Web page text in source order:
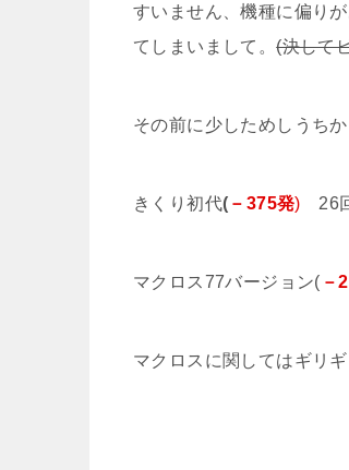
すいません、機種に偏り
てしまいまして。(決して
その前に少しためしうちか
きくり初代( －375発) 26
マクロス77バージョン( －
マクロスに関してはギリ